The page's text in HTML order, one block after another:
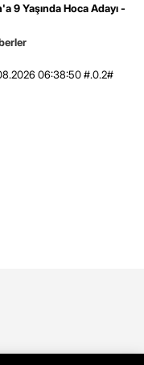
9 Yaşında Hoca Adayı -
06:38:50 #.0.2#